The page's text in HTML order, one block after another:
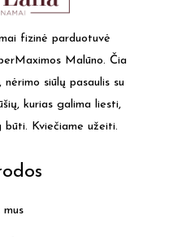
fizinė parduotuvė
Malūno. Čia
siūlų pasaulis su
kurias galima liesti,
Kviečiame užeiti.
mus